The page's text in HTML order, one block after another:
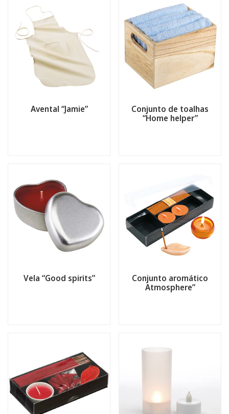
Avental “Jamie”
Conjunto de toalhas
“Home helper”
Vela “Good spirits”
Conjunto aromático
Atmosphere”